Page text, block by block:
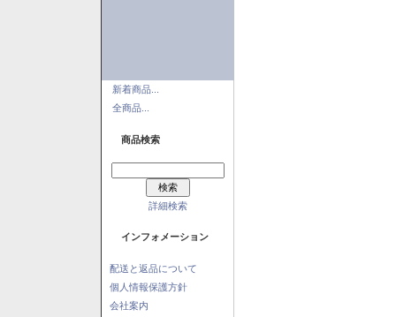
新着商品...
全商品...
商品検索
詳細検索
インフォメーション
配送と返品について
個人情報保護方針
会社案内